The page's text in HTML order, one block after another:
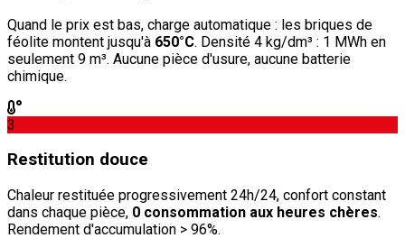
Quand le prix est bas, charge automatique : les briques de
féolite montent jusqu'à 650°C. Densité 4 kg/dm³ : 1 MWh en
seulement 9 m³. Aucune pièce d'usure, aucune batterie
chimique.
3
Restitution douce
Chaleur restituée progressivement 24h/24, confort constant
dans chaque pièce, 0 consommation aux heures chères.
Rendement d'accumulation > 96%.